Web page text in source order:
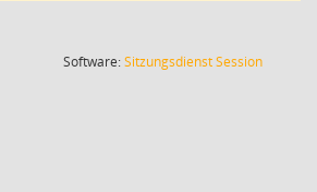
Software:SitzungsdienstSession(Wird in